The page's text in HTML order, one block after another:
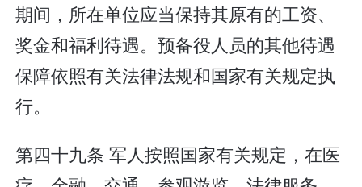
期间，所在单位应当保持其原有的工资、
奖金和福利待遇。预备役人员的其他待遇
保障依照有关法律法规和国家有关规定执
行。
第四十九条 军人按照国家有关规定，在医